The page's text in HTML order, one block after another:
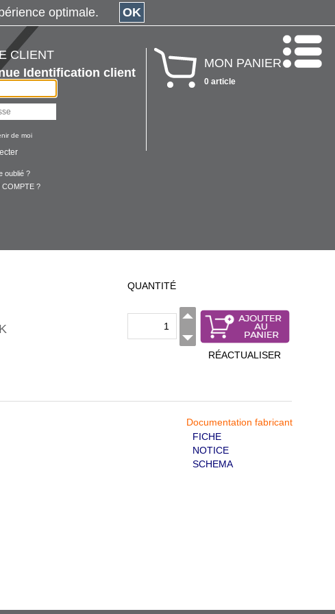
CLIENT
Identification client
de moi
oublié ?
COMPTE ?
MON PANIER
0 article
QUANTITÉ
RÉACTUALISER
Documentation fabricant
FICHE
NOTICE
SCHEMA
optimale. OK